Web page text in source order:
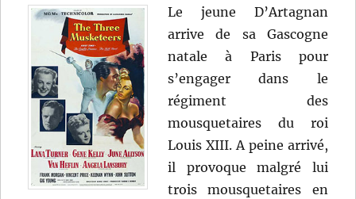
Le jeune D’Artagnan
arrive de sa Gascogne
natale à Paris pour
s’engager dans le
régiment des
mousquetaires du roi
Louis XIII. A peine arrivé,
il provoque malgré lui
trois mousquetaires en